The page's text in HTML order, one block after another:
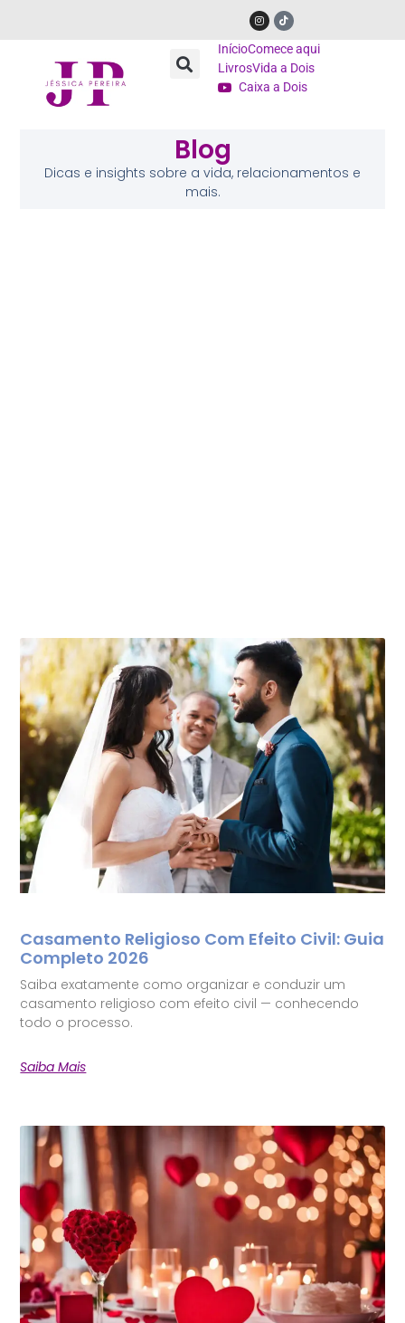
InícioComece aqui
LivrosVida a Dois
Caixa a Dois
Blog
Dicas e insights sobre a vida, relacionamentos e
mais.
Casamento Religioso Com Efeito Civil: Guia
Completo 2026
Saiba exatamente como organizar e conduzir um
casamento religioso com efeito civil — conhecendo
todo o processo.
Saiba Mais